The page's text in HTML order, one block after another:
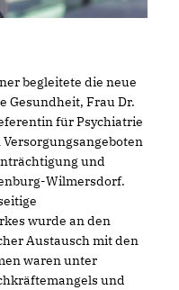
begleitete die neue
Gesundheit, Frau Dr.
für Psychiatrie
und
Wilmersdorf.
wurde an den
Austausch mit den
waren unter
und